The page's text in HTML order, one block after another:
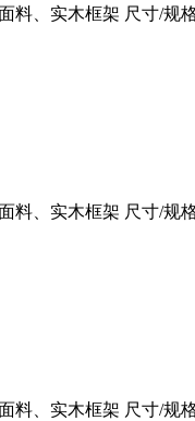
料、实木框架 尺寸/
料、实木框架 尺寸/
料、实木框架 尺寸/